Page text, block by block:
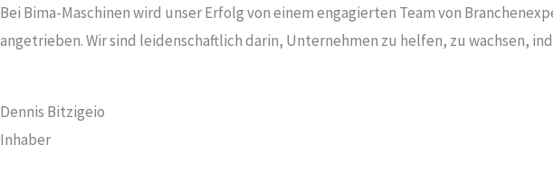
Bei Bima-Maschinen wird unser Erfolg von einem engagierten Team von
angetrieben. Wir sind leidenschaftlich darin, Unternehmen zu helfen, zu wachsen,
Dennis Bitzigeio
Inhaber